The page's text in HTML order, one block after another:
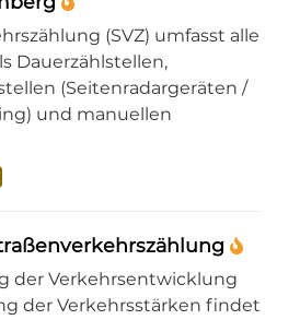
(SVZ) umfasst alle
Dauerzählstellen,
(Seitenradargeräten /
und manuellen
der Verkehrsentwicklung
der Verkehrsstärken findet